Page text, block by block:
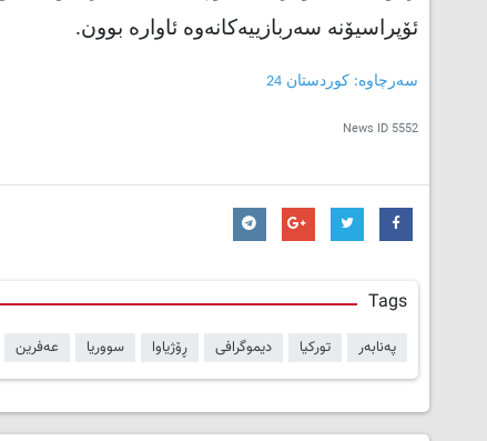
ئۆپراسیۆنه‌ سه‌ربازییه‌كانه‌وه‌ ئاواره‌ بوون.
سەرچاوە: کوردستان 24
News ID 5552
Tags
پەنابەر تورکیا دیموگرافی ڕۆژیاوا سووریا عەفرین